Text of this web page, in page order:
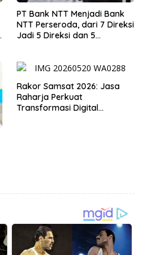
PT Bank NTT Menjadi Bank
NTT Perseroda, dari 7 Direksi
Jadi 5 Direksi dan 5
Rakor Samsat 2026: Jasa
Raharja Perkuat
Transformasi Digital